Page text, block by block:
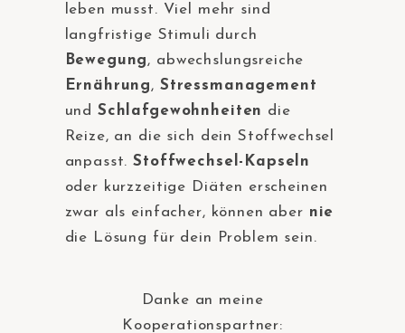
leben musst. Viel mehr sind
langfristige Stimuli durch
Bewegung, abwechslungsreiche
Ernährung, Stressmanagement
und Schlafgewohnheiten die
Reize, an die sich dein Stoffwechsel
anpasst.Stoffwechsel-Kapseln
oder kurzzeitige Diäten erscheinen
zwar als einfacher, können aber nie
die Lösung für dein Problem sein.
Danke an meine
Kooperationspartner: